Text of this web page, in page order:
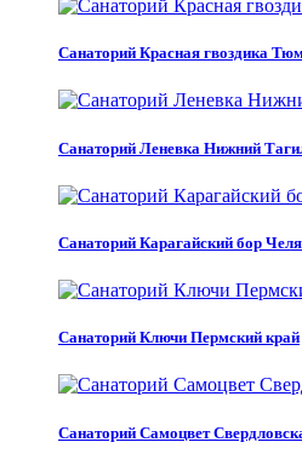
Санаторий Красная гвоздика
Санаторий Леневка Нижний
Санаторий Карагайский бор
Санаторий Ключи Пермский край
Санаторий Самоцвет